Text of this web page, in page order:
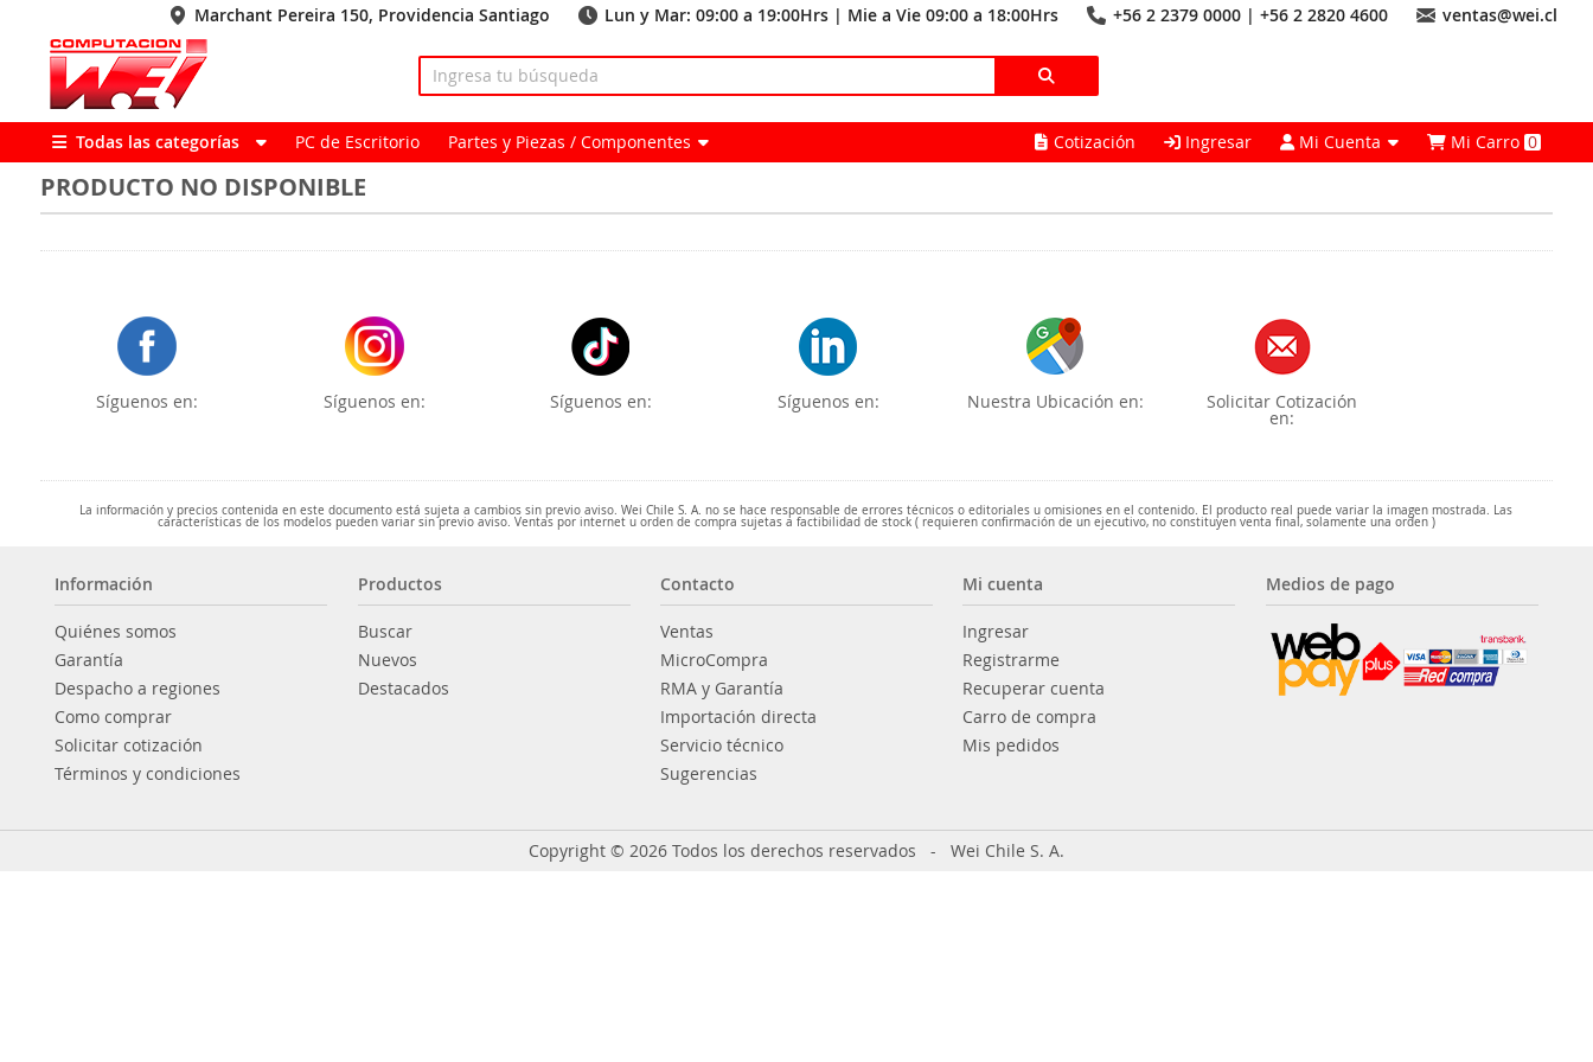
Marchant Pereira 150, Providencia Santiago Lun y Mar: 09:00 a 19:00Hrs | Mie a Vie 09:00 a 18:00Hrs +56 2 2379 0000 | +56 2 2820 4600 ventas@wei.cl
Todas las categorías PC de Escritorio Partes y Piezas / Componentes Cotización Ingresar Mi Cuenta Mi Carro0
PRODUCTO NO DISPONIBLE
Síguenos en: Síguenos en: Síguenos en: Síguenos en: Nuestra Ubicación en: Solicitar Cotización
en:
La información y precios contenida en este documento está sujeta a cambios sin previo aviso. Wei Chile S. A. no se hace responsable de errores técnicos o editoriales u omisiones en el contenido. El producto real puede variar la imagen mostrada. Las
características de los modelos pueden variar sin previo aviso. Ventas por internet u orden de compra sujetas a factibilidad de stock ( requieren confirmación de un ejecutivo, no constituyen venta final, solamente una orden )
Información
Quiénes somos
Garantía
Despacho a regiones
Como comprar
Solicitar cotización
Términos y condiciones
Productos
Buscar
Nuevos
Destacados
Contacto
Ventas
MicroCompra
RMA y Garantía
Importación directa
Servicio técnico
Sugerencias
Mi cuenta
Ingresar
Registrarme
Recuperar cuenta
Carro de compra
Mis pedidos
Medios de pago
Copyright © 2026 Todos los derechos reservados - Wei Chile S. A.